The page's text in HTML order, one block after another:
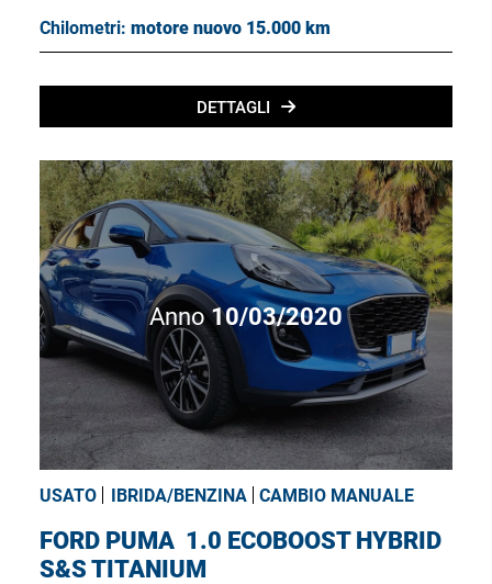
Chilometri: motore nuovo 15.000 km
DETTAGLI
Anno10/03/2020
USATO IBRIDA/BENZINA CAMBIO MANUALE
FORD PUMA 1.0 ECOBOOST HYBRID
S&S TITANIUM